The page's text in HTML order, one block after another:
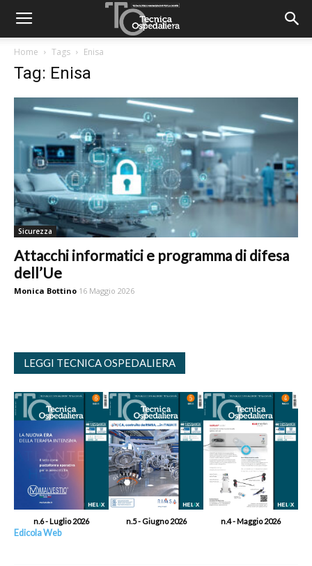
Home Tags Enisa
Tag: Enisa
Sicurezza
Attacchi informatici e programma di difesa
dell’Ue
Monica Bottino 16 Maggio 2026
LEGGI TECNICA OSPEDALIERA
n.6 - Luglio 2026 n.5 - Giugno 2026 n.4 - Maggio 2026
Edicola Web